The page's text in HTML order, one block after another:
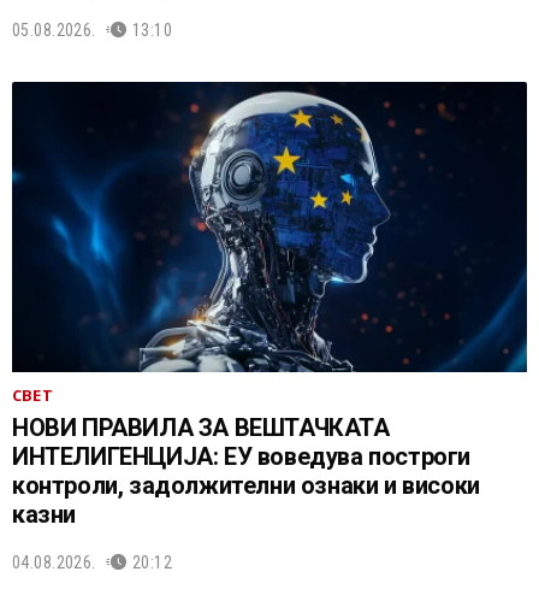
05.08.2026. 13:10
СВЕТ
НОВИ ПРАВИЛА ЗА ВЕШТАЧКАТА
ИНТЕЛИГЕНЦИЈА: ЕУ воведува построги
контроли, задолжителни ознаки и високи
казни
04.08.2026. 20:12